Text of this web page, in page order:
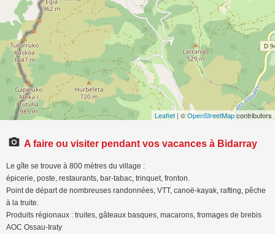
Leaflet| ©OpenStreetMapcontributors
A faire ou visiter pendant vos vacances à Bidarray
Le gîte se trouve à 800 mètres du village :
épicerie, poste, restaurants, bar-tabac, trinquet, fronton.
Point de départ de nombreuses randonnées, VTT, canoë-kayak, rafting, pêche
à la truite.
Produits régionaux : truites, gâteaux basques, macarons, fromages de brebis
AOC Ossau-Iraty